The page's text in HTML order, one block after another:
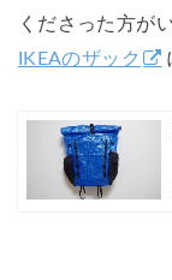
くださった方が
IKEAのザック